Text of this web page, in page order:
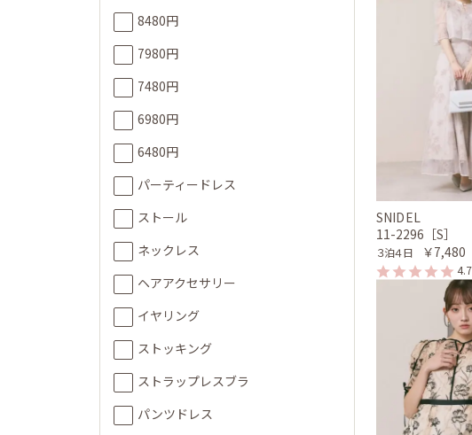
8480円
7980円
7480円
6980円
6480円
パーティードレス
ストール
ネックレス
ヘアアクセサリー
イヤリング
ストッキング
ストラップレスブラ
パンツドレス
SNIDEL
11-2296［S］
３泊４日 ￥7,480
4.7